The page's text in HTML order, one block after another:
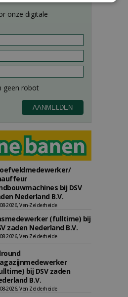
onze digitale
bij DSV
Nederland B.V.
2026, Ven-Zelderheide
(fulltime) bij
zaden Nederland B.V.
2026, Ven-Zelderheide
bij DSV zaden
B.V.
2026, Ven Zelderheide